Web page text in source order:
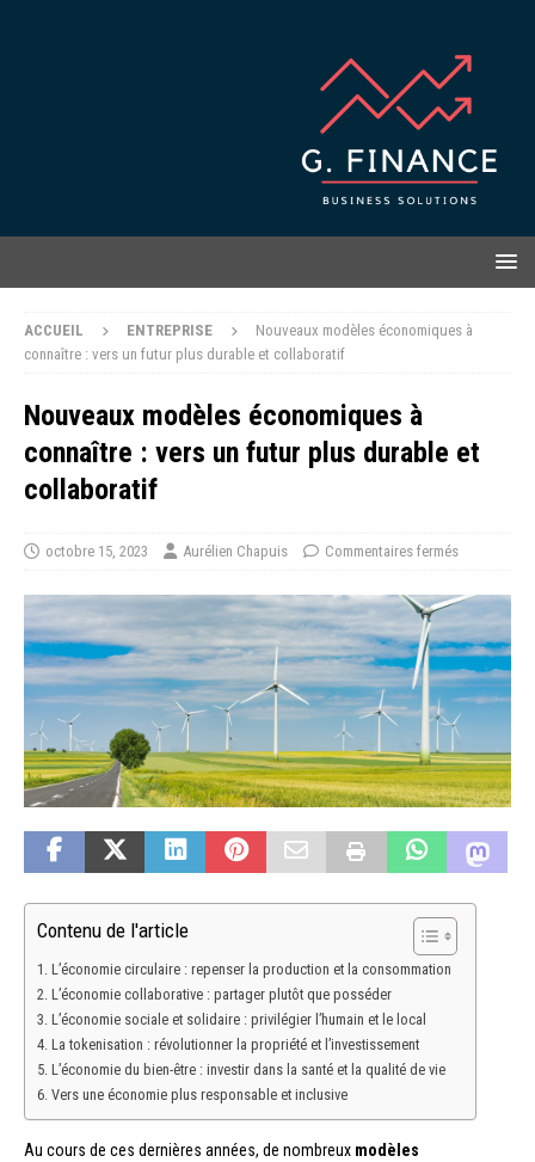
ACCUEIL ENTREPRISE
Nouveaux modèles économiques à
connaître : vers un futur plus durable et collaboratif
Nouveaux modèles économiques à
connaître : vers un futur plus durable et
collaboratif
octobre 15, 2023 Aurélien Chapuis Commentaires fermés
Contenu de l'article
L’économie circulaire : repenser la production et la consommation
L’économie collaborative : partager plutôt que posséder
L’économie sociale et solidaire : privilégier l’humain et le local
La tokenisation : révolutionner la propriété et l’investissement
L’économie du bien-être : investir dans la santé et la qualité de vie
Vers une économie plus responsable et inclusive
Au cours de ces dernières années, de nombreux modèles